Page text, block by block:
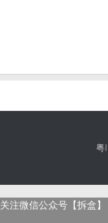
粤
关注微信公众号【拆盒